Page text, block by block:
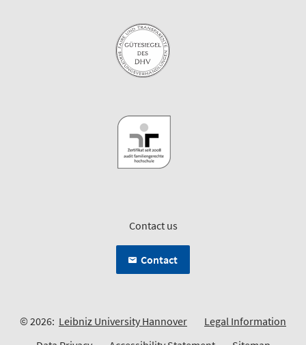
Contact us
Contact
© 2026: Leibniz University Hannover
Legal Information